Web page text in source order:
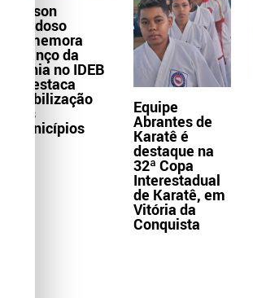
Wilson
Cardoso
comemora
avanço da
Bahia no IDEB
e destaca
mobilização
dos
municípios
Equipe
Abrantes de
Karatê é
destaque na
32ª Copa
Interestadual
de Karatê, em
Vitória da
Conquista